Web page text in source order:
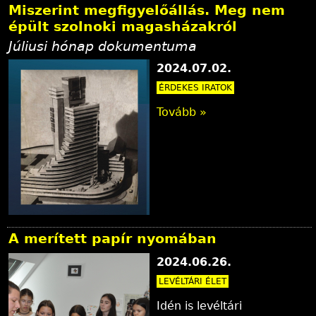
Miszerint megfigyelőállás. Meg nem
épült szolnoki magasházakról
Júliusi hónap dokumentuma
2024.07.02.
ÉRDEKES IRATOK
Tovább »
A merített papír nyomában
2024.06.26.
LEVÉLTÁRI ÉLET
Idén is levéltári